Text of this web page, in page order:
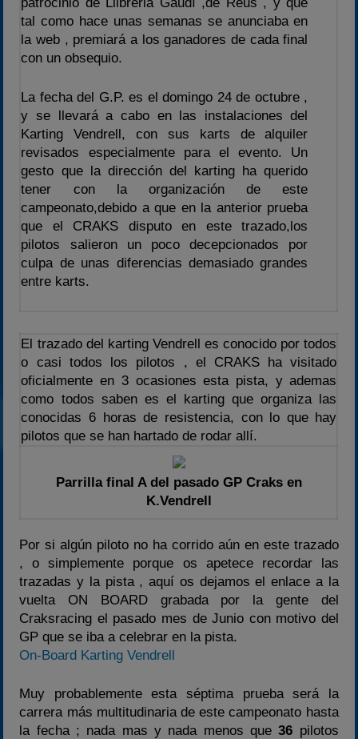
2022
2023
Estadísticas
Preguntas Frecuentes
tal como hace unas semanas se anunciaba en
la web , premiará a los ganadores de cada final
con un obsequio.
La fecha del G.P. es el domingo 24 de octubre ,
y se llevará a cabo en las instalaciones del
Karting Vendrell, con sus karts de alquiler
revisados especialmente para el evento. Un
gesto que la dirección del karting ha querido
tener con la organización de este
campeonato,debido a que en la anterior prueba
que el CRAKS disputo en este trazado,los
pilotos salieron un poco decepcionados por
culpa de unas diferencias demasiado grandes
entre karts.
El trazado del karting Vendrell es conocido por todos
o casi todos los pilotos , el CRAKS ha visitado
oficialmente en 3 ocasiones esta pista, y ademas
como todos saben es el karting que organiza las
conocidas 6 horas de resistencia, con lo que hay
pilotos que se han hartado de rodar allí.
Parrilla final A del pasado GP Craks en
K.Vendrell
Por si algún piloto no ha corrido aún en este trazado
, o simplemente porque os apetece recordar las
trazadas y la pista , aquí os dejamos el enlace a la
vuelta ON BOARD grabada por la gente del
Craksracing el pasado mes de Junio con motivo del
GP que se iba a celebrar en la pista.
On-Board Karting Vendrell
Muy probablemente esta séptima prueba será la
carrera más multitudinaria de este campeonato hasta
la fecha ; nada mas y nada menos que36 pilotos